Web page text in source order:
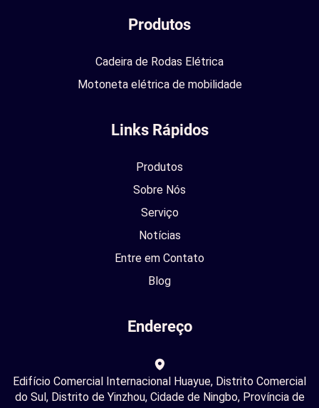
Produtos
Cadeira de Rodas Elétrica
Motoneta elétrica de mobilidade
Links Rápidos
Produtos
Sobre Nós
Serviço
Notícias
Entre em Contato
Blog
Endereço
Edifício Comercial Internacional Huayue, Distrito Comercial
do Sul, Distrito de Yinzhou, Cidade de Ningbo, Província de